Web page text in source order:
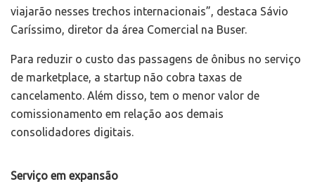
viajarão nesses trechos internacionais”, destaca Sávio
Caríssimo, diretor da área Comercial na Buser.
Para reduzir o custo das passagens de ônibus no serviço
de marketplace, a startup não cobra taxas de
cancelamento. Além disso, tem o menor valor de
comissionamento em relação aos demais
consolidadores digitais.
Serviço em expansão